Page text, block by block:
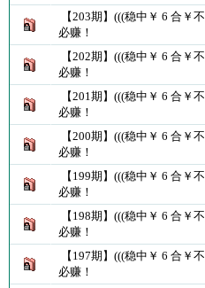
【203期】(((稳中￥ 6 合￥
必赚！
【202期】(((稳中￥ 6 合￥
必赚！
【201期】(((稳中￥ 6 合￥
必赚！
【200期】(((稳中￥ 6 合￥
必赚！
【199期】(((稳中￥ 6 合￥
必赚！
【198期】(((稳中￥ 6 合￥
必赚！
【197期】(((稳中￥ 6 合￥
必赚！